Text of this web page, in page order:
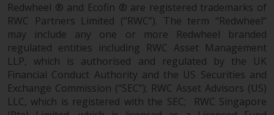
verpflichtet, die Vertraulichkeit
dieser Informationen zu wahren.
Wenn Sie nicht möchten, dass
Ihre Informationen auf diese
Weise verwendet werden, sollten
Sie Redwheel per E-Mail oder
schriftlich darüber informieren.
Redwheel ® and Ecofin ® are registered trademarks of
RWC Partners Limited (“RWC”). The term “Redwheel”
may include any one or more Redwheel branded
regulated entities including RWC Asset Management
LLP, which is authorised and regulated by the UK
Financial Conduct Authority and the US Securities and
Exchange Commission (“SEC”); RWC Asset Advisors (US)
LLC, which is registered with the SEC; RWC Singapore